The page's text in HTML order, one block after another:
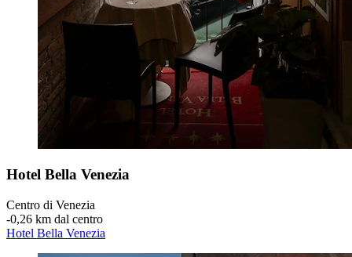
Hotel Bella Venezia
Centro di Venezia
‐0,26 km dal centro
Hotel Bella Venezia